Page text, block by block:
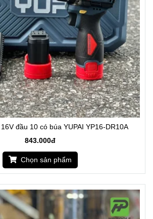
đầu 10 có búa YUPAI YP16-DR10A
843.000đ
Chọn sản phẩm